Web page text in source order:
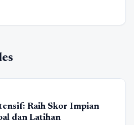
Raih Skor Impian
dan Latihan